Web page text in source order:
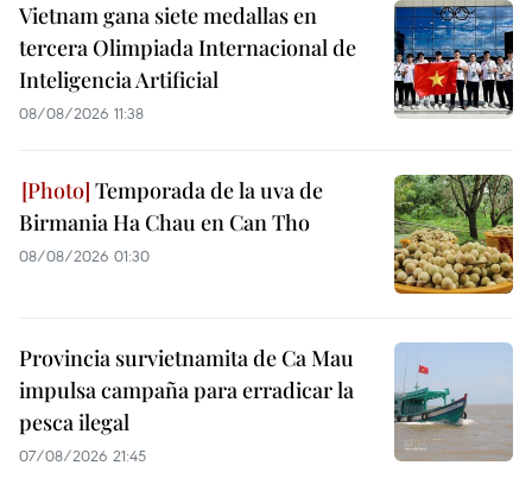
Vietnam gana siete medallas en
tercera Olimpiada Internacional de
Inteligencia Artificial
08/08/2026 11:38
Temporada de la uva de
Birmania Ha Chau en Can Tho
08/08/2026 01:30
Provincia survietnamita de Ca Mau
impulsa campaña para erradicar la
pesca ilegal
07/08/2026 21:45